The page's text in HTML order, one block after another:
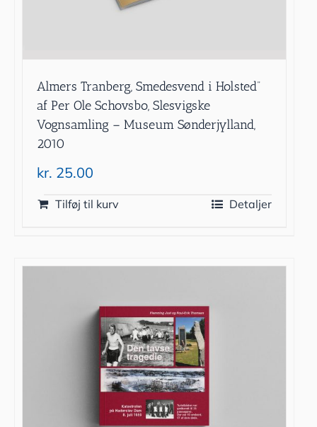
Almers Tranberg, Smedesvend i Holsted”
af Per Ole Schovsbo, Slesvigske
Vognsamling – Museum Sønderjylland,
2010
kr. 25.00
Tilføj til kurv Detaljer